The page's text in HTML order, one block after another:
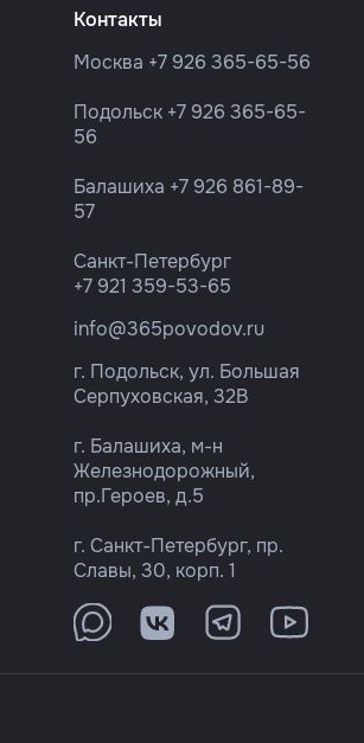
Контакты
Москва +7 926 365-65-56
Подольск +7 926 365-65-
56
Балашиха +7 926 861-89-
57
Санкт-Петербург
+7 921 359-53-65
info@365povodov.ru
г. Подольск, ул. Большая
Серпуховская, 32В
г. Балашиха, м-н
Железнодорожный,
пр.Героев, д.5
г. Санкт-Петербург, пр.
Славы, 30, корп. 1